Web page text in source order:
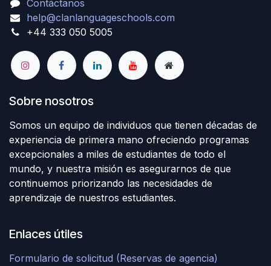
Contáctanos
help@clanlanguageschools.com
+44 333 050 5005
Sobre nosotros
Somos un equipo de individuos que tienen décadas de
experiencia de primera mano ofreciendo programas
excepcionales a miles de estudiantes de todo el
mundo, y nuestra misión es asegurarnos de que
continuemos priorizando las necesidades de
aprendizaje de nuestros estudiantes.
Enlaces útiles
Formulario de solicitud (Reservas de agencia)